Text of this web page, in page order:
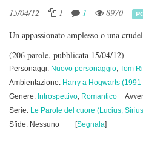
15/04/12 1 1 8970
Un appassionato amplesso o una
(206 parole, pubblicata 15/04/12)
Personaggi: Nuovo personaggio, Tom
Ambientazione: Harry a Hogwarts
Genere: Introspettivo, Romantico
Serie: Le Parole del cuore (Lucius,
Sfide: Nessuno
[Segnala]